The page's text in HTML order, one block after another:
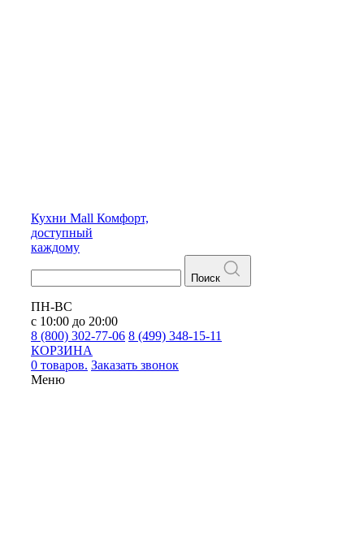
Кухни Mall Комфорт,
доступный
каждому
Поиск
ПН-ВС
с 10:00 до 20:00
8 (800) 302-77-06 8 (499) 348-15-11
КОРЗИНА
0 товаров. Заказать звонок
Меню